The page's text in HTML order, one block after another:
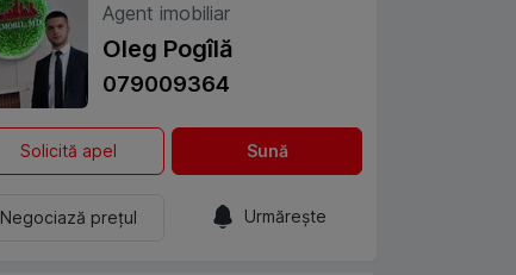
Agent imobiliar
Oleg Pogîlă
079009364
Solicită apel Sună
Negociază prețul Urmărește